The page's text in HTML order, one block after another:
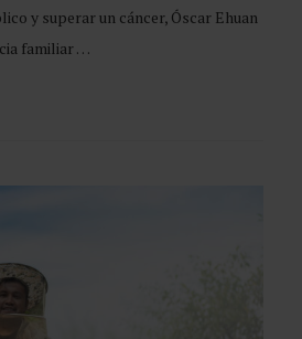
y superar un cáncer, Óscar Ehuan
familiar …